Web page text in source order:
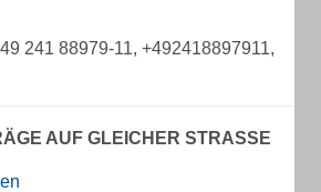
241 88979-11, +492418897911,
AUF GLEICHER STRASSE